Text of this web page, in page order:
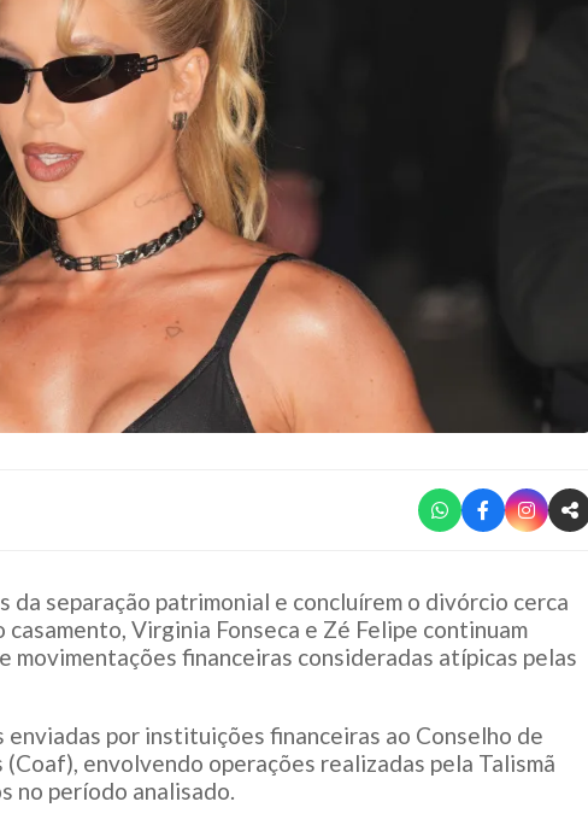
da separação patrimonial e concluírem o divórcio cerca
casamento, Virginia Fonseca e Zé Felipe continuam
movimentações financeiras consideradas atípicas pelas
enviadas por instituições financeiras ao Conselho de
envolvendo operações realizadas pela Talismã
no período analisado.